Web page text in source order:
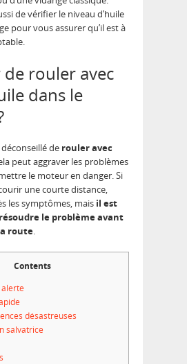
de vérifier le niveau d’huile
pour vous assurer qu’il est à
de rouler avec
dans le
de rouler avec
peut aggraver les problèmes
le moteur en danger. Si
une courte distance,
les symptômes, mais il est
le problème avant
route.
Contents
désastreuses
salvatrice